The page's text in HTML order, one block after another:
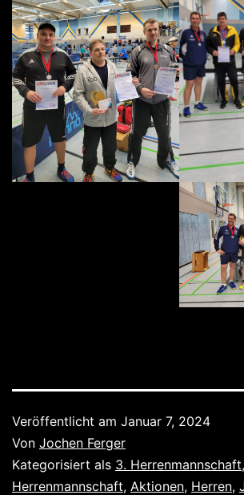
Veröffentlicht am Januar 7, 2024
Von Jochen Ferger
Kategorisiert als 3. Herrenmannschaft,
Herrenmannschaft, Aktionen, Herren,